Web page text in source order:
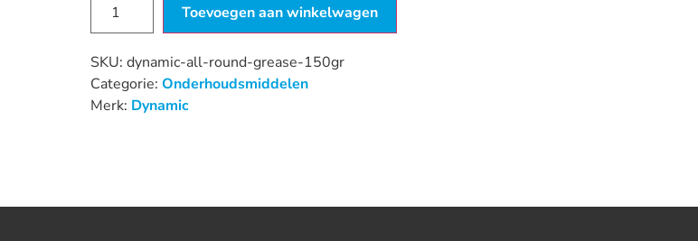
Toevoegen aan winkelwagen
SKU: dynamic-all-round-grease-150gr
Categorie: Onderhoudsmiddelen
Merk: Dynamic